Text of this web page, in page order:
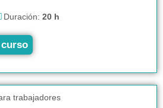
Duración: 20 h